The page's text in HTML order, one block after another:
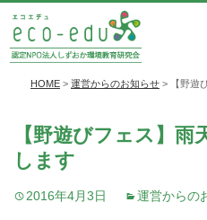
HOME > 運営からのお知らせ >
【野遊
【野遊びフェス】
します
2016年4月3日 運営からの